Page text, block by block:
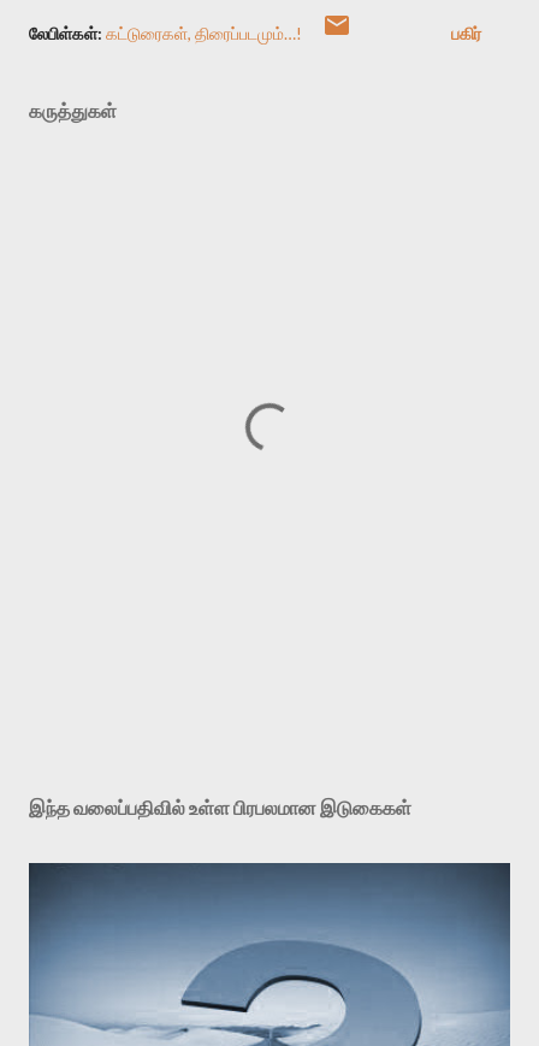
லேபிள்கள்: கட்டுரைகள் திரைப்படமும்…! பகிர்
கருத்துகள்
இந்த வலைப்பதிவில் உள்ள பிரபலமான இடுகைகள்